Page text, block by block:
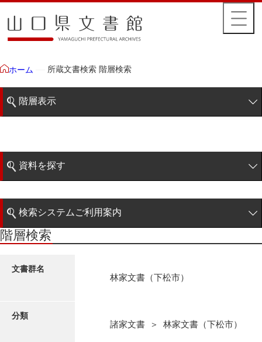
ホーム 所蔵文書検索 階層検索
階層表示
藩政文書
特定歴史公文書
諸家文書
資料を探す
階層検索
検索システムご利用案内
検索システムの利用について
更新履歴
階層検索
文書群名
林家文書（下松市）
分類
諸家文書 ＞ 林家文書（下松市）